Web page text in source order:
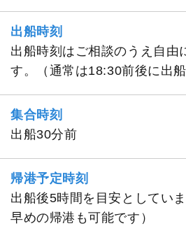
出船時刻
出船時刻はご相談のうえ自由
す。（通常は18:30前後に出船
集合時刻
出船30分前
帰港予定時刻
出船後5時間を目安としてい
早めの帰港も可能です）